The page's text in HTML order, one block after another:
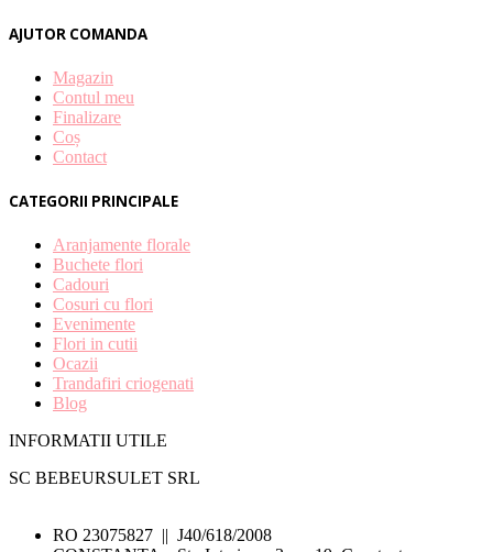
AJUTOR COMANDA
Magazin
Contul meu
Finalizare
Coș
Contact
CATEGORII PRINCIPALE
Aranjamente florale
Buchete flori
Cadouri
Cosuri cu flori
Evenimente
Flori in cutii
Ocazii
Trandafiri criogenati
Blog
INFORMATII UTILE
SC BEBEURSULET SRL
RO 23075827 || J40/618/2008